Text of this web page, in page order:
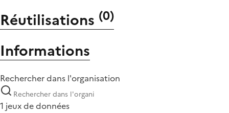
Réutilisations (0)
Informations
Rechercher dans l'organisation
1 jeux de données